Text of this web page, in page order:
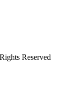
Reserved